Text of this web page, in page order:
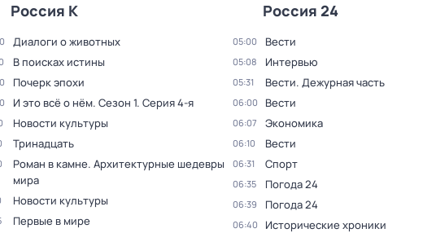
Россия К
Диалоги о животных
В поисках истины
Почерк эпохи
И это всё о нём. Сезон 1. Серия 4-я
Новости культуры
Тринадцать
Роман в камне. Архитектурные шедевры
мира
Новости культуры
Первые в мире
Россия 24
05:00 Вести
05:08 Интервью
05:31 Вести. Дежурная часть
06:00 Вести
06:07 Экономика
06:10 Вести
06:31 Спорт
06:35 Погода 24
06:39 Погода 24
06:40 Исторические хроники